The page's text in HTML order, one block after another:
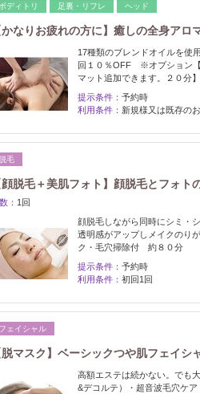
ボディトリ 足裏・リフレ ヘッド
かなりお疲れの方に】癒しの全身ア
17種類のブレンドオイルを
回１０％OFF ※オプション【
マット追加できます。２０分】
提示条件： 予約時
利用条件： 新規様又は既存の
脱毛
顔脱毛＋美肌フォト】顔脱毛とフォ
： 1回
顔脱毛しながら同時にシミ
透明感がアップしメイクのり
ク・毛穴掃除付 約８０分
提示条件： 予約時
利用条件： 初回1回
フェイシャル
脱マスク】ベーシックつや肌フェ
高額エステは続かない。でも
&デコルテ）・超音波毛穴ケ